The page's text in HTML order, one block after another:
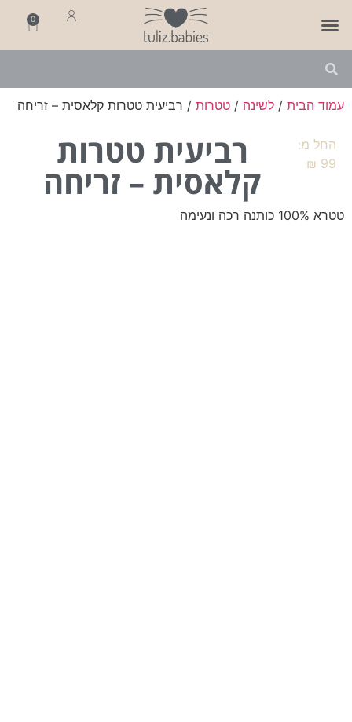
0
עמוד הבית / לשינה / טטרות / רביעית טטרות קלאסית – זריחה
רביעית טטרות
קלאסית – זריחה
החל מ:
₪ 99
טטרא 100% כותנה רכה ונעימה